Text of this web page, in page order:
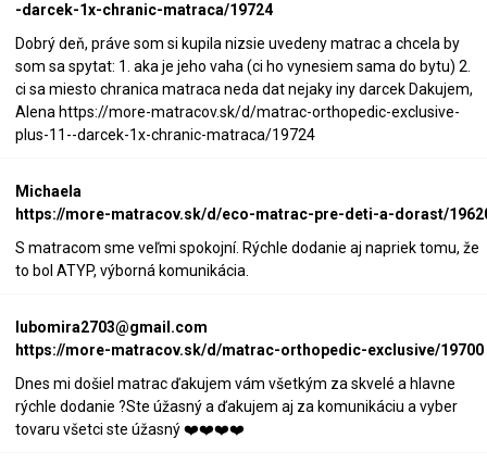
-darcek-1x-chranic-matraca/19724
Dobrý deň, práve som si kupila nizsie uvedeny matrac a chcela by
som sa spytat: 1. aka je jeho vaha (ci ho vynesiem sama do bytu) 2.
ci sa miesto chranica matraca neda dat nejaky iny darcek Dakujem,
Alena https://more-matracov.sk/d/matrac-orthopedic-exclusive-
plus-11--darcek-1x-chranic-matraca/19724
Michaela
https://more-matracov.sk/d/eco-matrac-pre-deti-a-dorast/
S matracom sme veľmi spokojní. Rýchle dodanie aj napriek tomu, že
to bol ATYP, výborná komunikácia.
lubomira2703@gmail.com
https://more-matracov.sk/d/matrac-orthopedic-exclusive/19700
Dnes mi došiel matrac ďakujem vám všetkým za skvelé a hlavne
rýchle dodanie ?Ste úžasný a ďakujem aj za komunikáciu a vyber
tovaru všetci ste úžasný ❤️❤️❤️❤️